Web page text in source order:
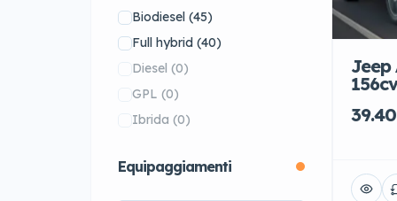
Nissan(1)
Opel(3)
Peugeot(10)
Porsche
Renault(9)
Skoda(40)
Biodiesel (45)
Full hybrid (40)
Diesel (0)
GPL (0)
Ibrida (0)
Equipaggiamenti
Jeep